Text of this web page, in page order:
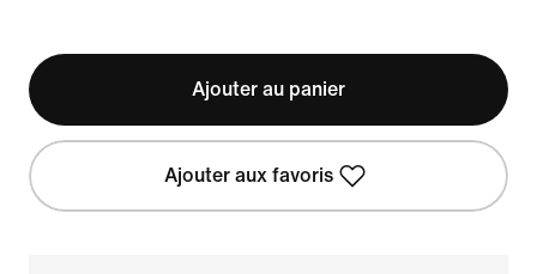
Ajouter au panier
Ajouter aux favoris